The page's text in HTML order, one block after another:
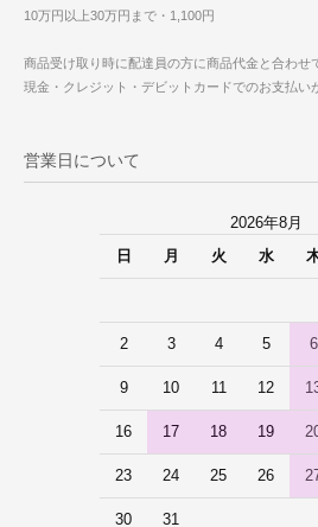
10万円以上30万円まで・1,100円
商品受け取り時に配達員の方に商品代金と合わせ
現金・クレジット・デビットカードでのお支払い
営業日について
2026年8月
日
月 火 水
2 3 4 5 6
9 10 11 12
16 17 18 19
23 24 25 26
30 31